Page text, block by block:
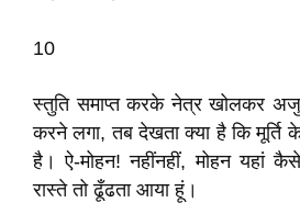
10
स्तुति समाप्त करके नेत्र खोलकर
करने लगा, तब देखता क्या है कि मूर्ति
है। ऐ-मोहन! नहींनहीं, मोहन यहां
रास्ते तो ढूँढता आया हूं।